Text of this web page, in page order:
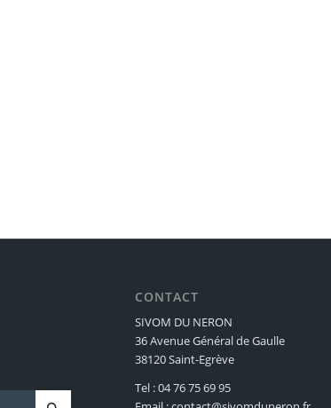
CONTACT
SIVOM DU NERON
36 Avenue Général de Gaulle
38120 Saint-Egrève
Tel : 04 76 75 69 95